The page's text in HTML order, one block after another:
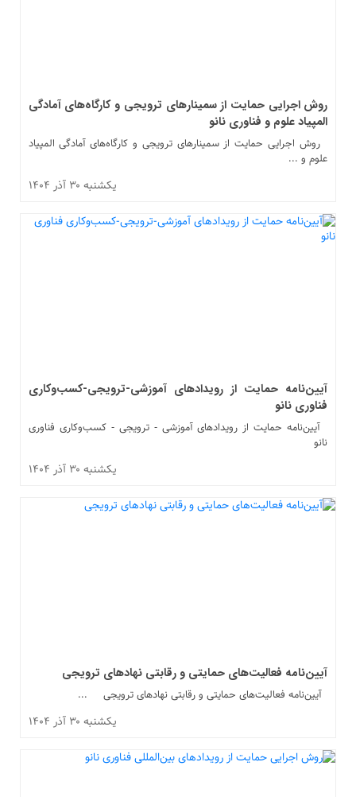
روش اجرایی حمایت از سمینارهای ترویجی و کارگاه‌های آمادگی
المپیاد علوم و فناوری نانو
روش اجرایی حمایت از سمینارهای ترویجی و کارگاه‌های آمادگی المپیاد
علوم و ...
یکشنبه ۳۰ آذر ۱۴۰۴
آیین‌نامه حمایت از رویدادهای آموزشی-ترویجی-کسب‌وکاری
فناوری نانو
آیین‌نامه حمایت از رویدادهای آموزشی - ترویجی - کسب‌وکاری فناوری
نانو
یکشنبه ۳۰ آذر ۱۴۰۴
آیین‌نامه فعالیت‌های حمایتی و رقابتی نهادهای ترویجی
آیین‌نامه فعالیت‌های حمایتی و رقابتی نهادهای ترویجی ...
یکشنبه ۳۰ آذر ۱۴۰۴